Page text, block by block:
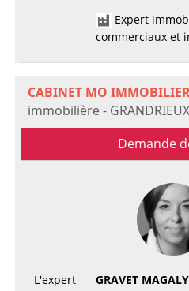
Expert
commerciaux et
CABINET MO IMMOBILIER
immobilière -
Demande
L'expert
GRAVET MAGALY